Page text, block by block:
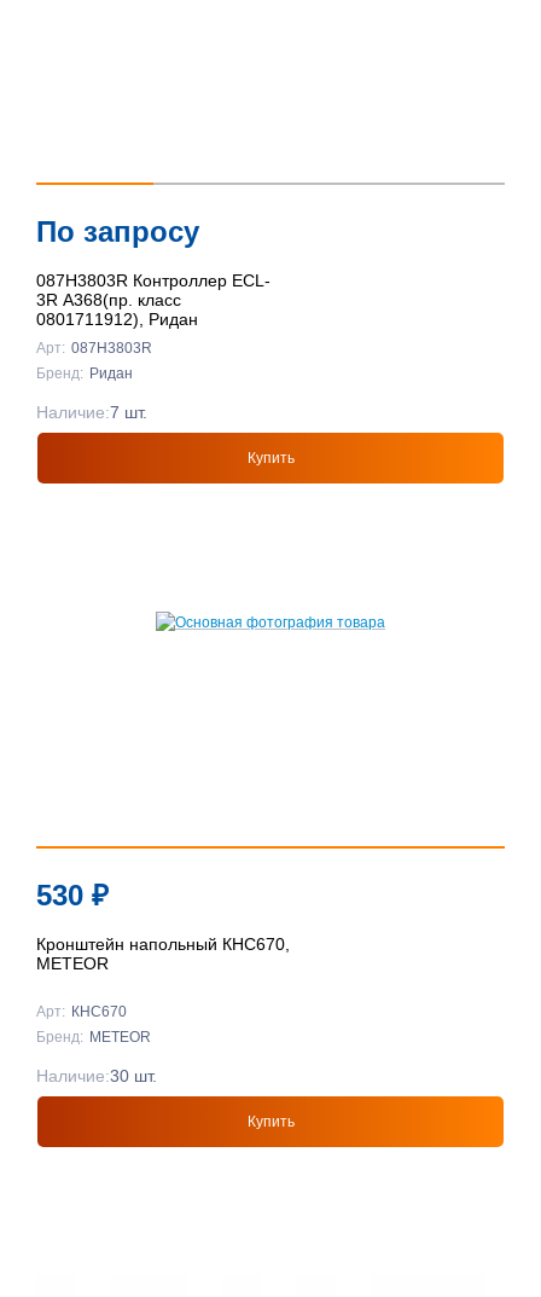
По запросу
087H3803R Контроллер ECL-
3R A368(пр. класс
0801711912), Ридан
Арт: 087H3803R
Бренд: Ридан
Купить
Наличие:7 шт.
530 ₽
Кронштейн напольный КНС670,
METEOR
Арт: КНС670
Бренд: METEOR
Купить
Наличие:30 шт.